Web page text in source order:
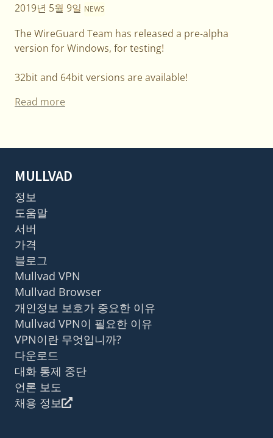
2019년 5월 9일 NEWS
The WireGuard Team has released a pre-alpha
version for Windows, for testing!
32bit and 64bit versions are available!
Read more
MULLVAD
정보
도움말
서버
가격
블로그
Mullvad VPN
Mullvad Browser
개인정보 보호가 중요한 이유
Mullvad VPN이 필요한 이유
VPN이란 무엇입니까?
다운로드
대화 통제 중단
언론 보도
채용 정보